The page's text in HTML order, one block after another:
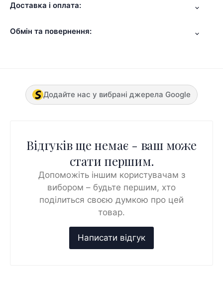
Доставка і оплата:
Обмін та повернення:
Додайте нас у вибрані джерела Google
Відгуків ще немає - ваш може
стати першим.
Допоможіть іншим користувачам з
вибором – будьте першим, хто
поділиться своєю думкою про цей
товар.